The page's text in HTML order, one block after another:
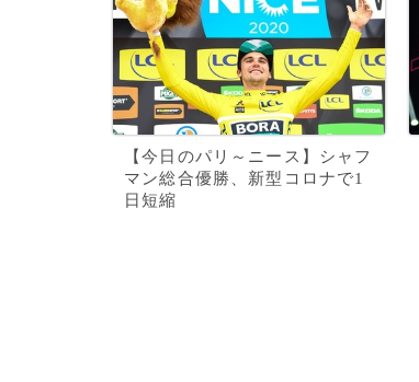
【今日のパリ～ニース】シャフ
マン総合優勝、新型コロナで1
日短縮